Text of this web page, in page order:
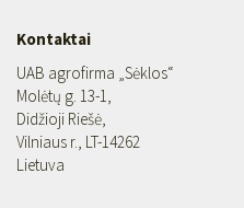
Kontaktai
UAB agrofirma „Sėklos“
Molėtų g. 13-1,
Didžioji Riešė,
Vilniaus r., LT-14262
Lietuva